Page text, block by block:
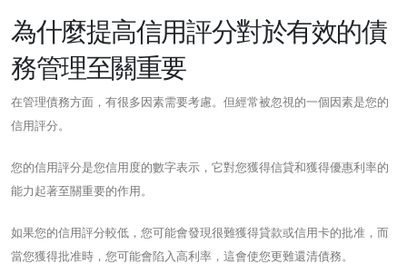
為什麼提高信用評分對於有效的債
務管理至關重要
在管理債務方面，有很多因素需要考慮。但經常被忽視的一個因素是您的
信用評分。
您的信用評分是您信用度的數字表示，它對您獲得信貸和獲得優惠利率的
能力起著至關重要的作用。
如果您的信用評分較低，您可能會發現很難獲得貸款或信用卡的批准，而
當您獲得批准時，您可能會陷入高利率，這會使您更難還清債務。